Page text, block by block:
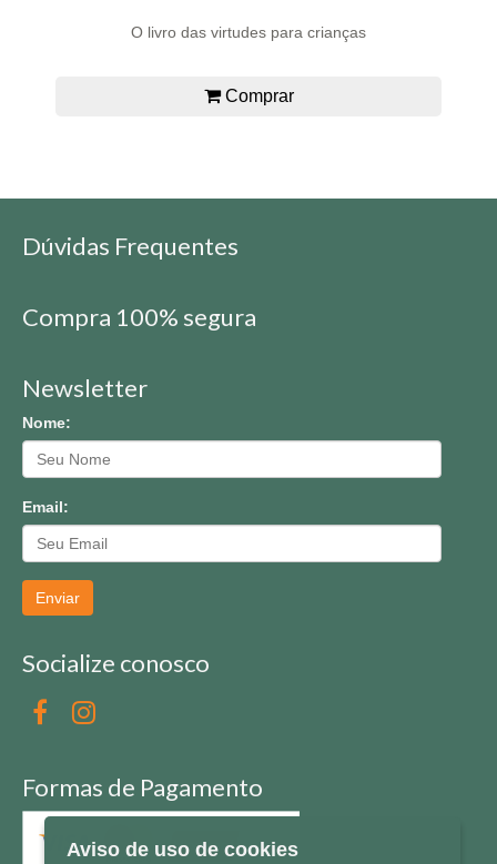
O livro das virtudes para crianças
Comprar
Dúvidas Frequentes
Compra 100% segura
Newsletter
Nome:
Email:
Enviar
Socialize conosco
Formas de Pagamento
Aviso de uso de cookies